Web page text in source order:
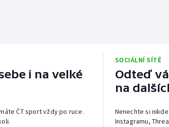
i na velké
ČT sport vždy po ruce.
SOCIÁLNÍ SÍTĚ
Odteď
na
Nenechte si
Instagramu,